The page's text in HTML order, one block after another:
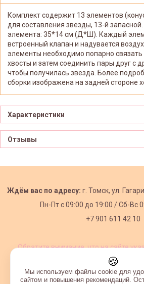
Комплект содержит 13 элементов
для составления звезды, 13-й
элемента: 35*14 см (Д*Ш). Каждый
встроенный клапан и надувается
элементы необходимо попарно
хвосты и затем соединить пары друг с
чтобы получилась звезда. Более
сборки изображена на задней стороне
Характеристики
Отзывы
Ждём вас по адресу: г. Томск, ул.
Пн-Пт с09:00 до 19:00 /Сб-Вс
+7 901 611 42 10
Обратите внимание, что на сайте
🍪
Мы используем файлы cookie для
сайтом и повышения рекомендаций.